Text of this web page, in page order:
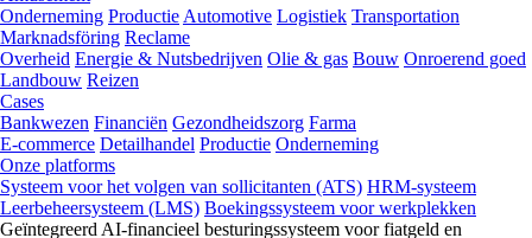
Onderneming Productie Automotive Logistiek Transportation
Marknadsföring Reclame
Overheid Energie & Nutsbedrijven Olie & gas Bouw Onroerend goed
Landbouw Reizen
Cases
Bankwezen Financiën Gezondheidszorg Farma
E-commerce Detailhandel Productie Onderneming
Onze platforms
Systeem voor het volgen van sollicitanten (ATS) HRM-systeem
Leerbeheersysteem (LMS) Boekingssysteem voor werkplekken
Geïntegreerd AI-financieel besturingssysteem voor fiatgeld en